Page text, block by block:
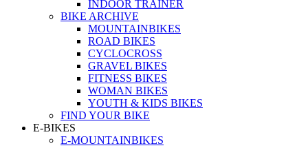
INDOOR TRAINER
BIKE ARCHIVE
MOUNTAINBIKES
ROAD BIKES
CYCLOCROSS
GRAVEL BIKES
FITNESS BIKES
WOMAN BIKES
YOUTH & KIDS BIKES
FIND YOUR BIKE
E-BIKES
E-MOUNTAINBIKES